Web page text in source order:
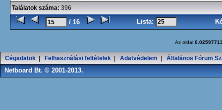
Találatok száma: 396
/ 16 Lista:
Az oldal
Cégadatok Felhasználási feltételek Adatvédelem Általános Fórum
Netboard Bt. © 2001-2013.